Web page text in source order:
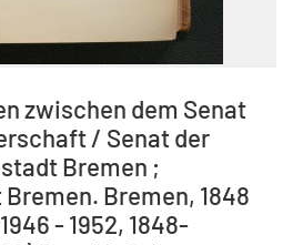
zwischen dem Senat
/ Senat der
Bremen ;
Bremen, 1848
- 1952, 1848-